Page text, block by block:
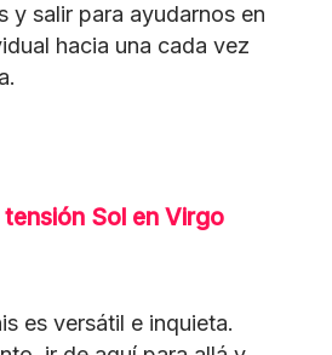
y salir para ayudarnos en
hacia una cada vez
tensión Sol en Virgo
es versátil e inquieta.